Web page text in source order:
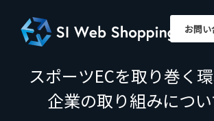
お問い
スポーツECを取り巻く
企業の取り組みにつ